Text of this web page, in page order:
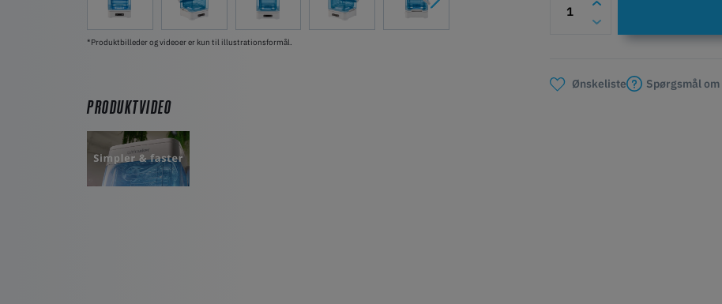
*Produktbilleder og videoer er kun til illustrationsformål.
PRODUKTVIDEO
Ønskeliste Spørgsmål